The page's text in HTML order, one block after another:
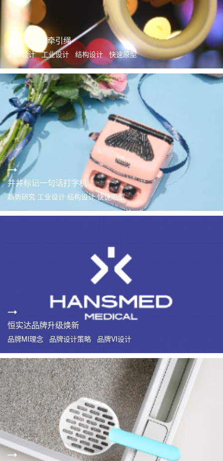
宠物可伸缩牵引绳
品牌设计 工业设计 结构设计 快速原型
井井标记一句话打字机
趋势研究 工业设计 结构设计 快速原型
恒实达品牌升级焕新
品牌MI理念 品牌设计策略 品牌VI设计